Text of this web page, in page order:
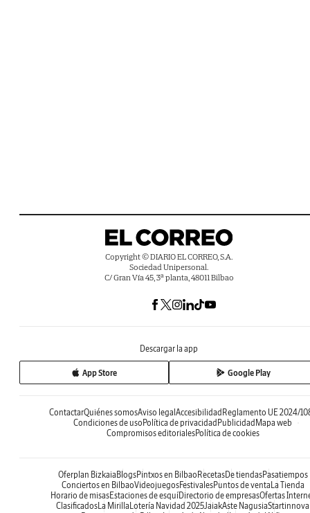
Copyright © DIARIO EL CORREO, S.A.
Sociedad Unipersonal.
C/ Gran Vía 45, 3ª planta, 48011 Bilbao
Descargar la app
App Store Google Play
ContactarQuiénes somosAviso legal Accesibilidad Reglamento UE 2024/
Condiciones de uso Política de privacidad Publicidad Mapa web
Compromisos editorialesPolítica de cookies
Oferplan Bizkaia BlogsPintxos en Bilbao RecetasDe tiendasPasatiempos
Conciertos en BilbaoVideojuegosFestivalesPuntos de venta La Tienda
Horario de misasEstaciones de esquíDirectorio de empresasOfertas
ClasificadosLa Mirilla Lotería Navidad 2025JaiakAste NagusiaStartinnova